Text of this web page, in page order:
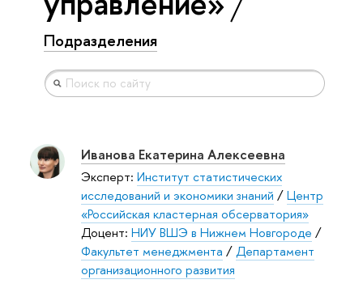
Подразделения
Иванова Екатерина Алексеевна
Эксперт: Институт статистических
исследований и экономики знаний /Центр
«Российская кластерная обсерватория»
Доцент: НИУ ВШЭ в Нижнем Новгороде /
Факультет менеджмента /Департамент
организационного развития